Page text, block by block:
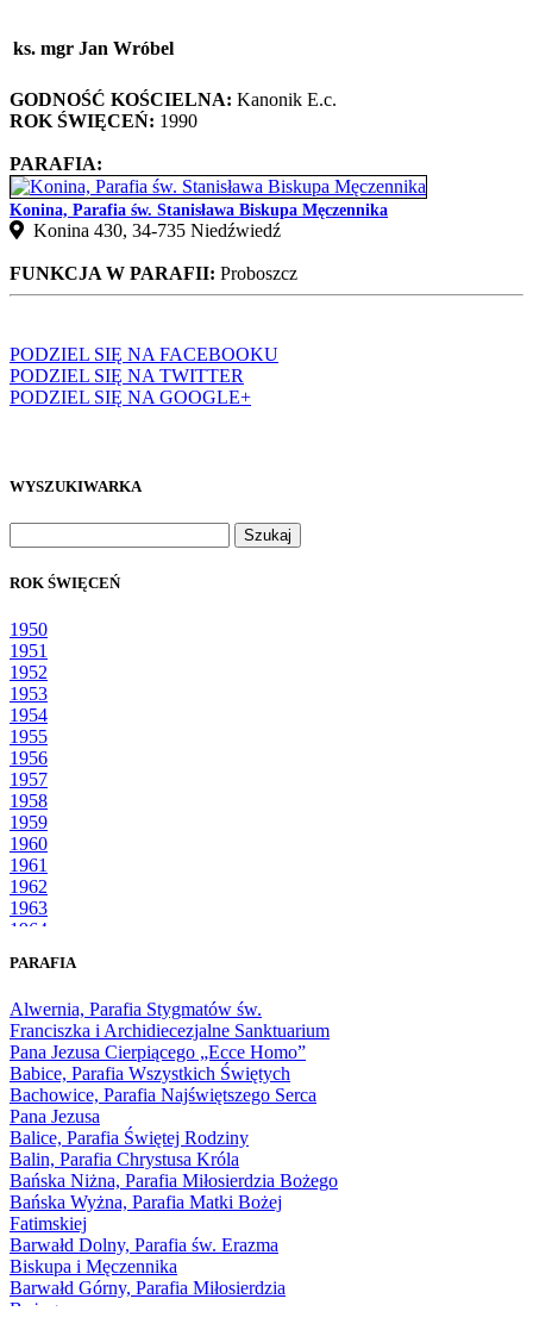
ks. mgr Jan Wróbel
GODNOŚĆ KOŚCIELNA: Kanonik E.c.
ROK ŚWIĘCEŃ: 1990
PARAFIA:
Konina, Parafia św. Stanisława Biskupa Męczennika
Konina 430, 34-735 Niedźwiedź
FUNKCJA W PARAFII: Proboszcz
PODZIEL SIĘ NA FACEBOOKU
PODZIEL SIĘ NA TWITTER
PODZIEL SIĘ NA GOOGLE+
WYSZUKIWARKA
ROK ŚWIĘCEŃ
1950
1951
1952
1953
1954
1955
1956
1957
1958
1959
1960
1961
1962
1963
1964
1966
1968
1969
1970
1971
1972
1973
1974
1975
1976
1977
1978
1979
1980
1981
PARAFIA
Alwernia, Parafia Stygmatów św.
Franciszka i Archidiecezjalne Sanktuarium
Pana Jezusa Cierpiącego „Ecce Homo”
Babice, Parafia Wszystkich Świętych
Bachowice, Parafia Najświętszego Serca
Pana Jezusa
Balice, Parafia Świętej Rodziny
Balin, Parafia Chrystusa Króla
Bańska Niżna, Parafia Miłosierdzia Bożego
Bańska Wyżna, Parafia Matki Bożej
Fatimskiej
Barwałd Dolny, Parafia św. Erazma
Biskupa i Męczennika
Barwałd Górny, Parafia Miłosierdzia
Bożego